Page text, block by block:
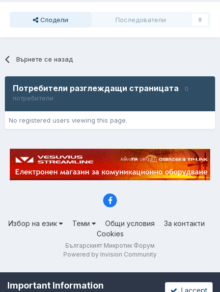
Сподели Последователи 0
Върнете се назад
Потребители разглеждащи страницата
0
потребители
No registered users viewing this page.
Избор на език Теми Общи условия
За контакти
Cookies
Българският Микротик Форум
Powered by Invision Community
Important Information I accept